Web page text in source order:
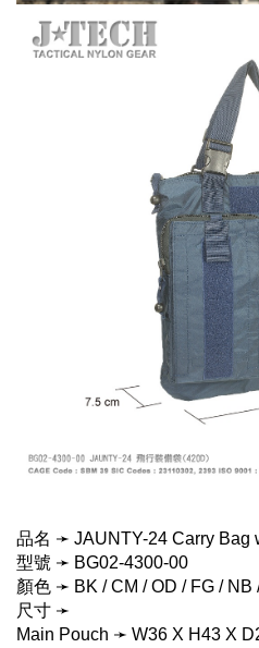
品名 ➛ JAUNTY-24 Carry Bag
型號 ➛ BG02-4300-00
顏色 ➛ BK / CM / OD / FG / NB
尺寸 ➛
Main Pouch ➛ W36 X H43 X